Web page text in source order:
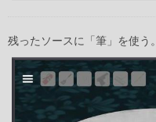
残ったソースに「筆」を使う。